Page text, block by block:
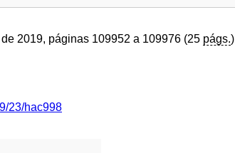
2019, páginas 109952 a 109976 (25 págs.)
23/hac998